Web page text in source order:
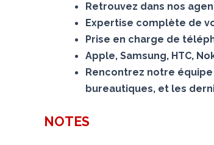
Retrouvez dans nos
Expertise complète de
Prise en charge de
Apple, Samsung, HTC,
Rencontrez notre
bureautiques, et les
NOTES